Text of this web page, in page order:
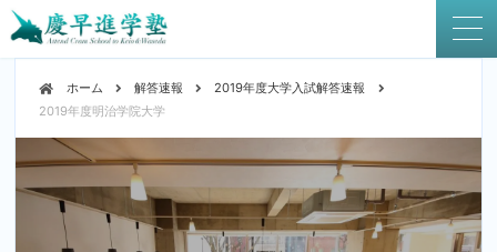
ホーム 解答速報
2019年度大学入試解答速報
2019年度明治学院大学